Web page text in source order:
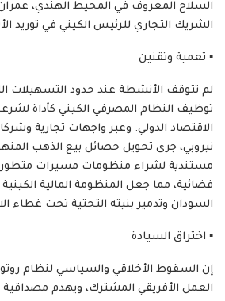
السلاح المعروف في المحيط الهندي،
الشريك التجاري للرئيس الكيني في توريد
​▪️ تعمية وتقنين
لم تتوقف الأنشطة عند حدود التسهيلات
توظيف النظام المصرفي الكيني كأداة
الاقتصاد الدولي. وعبر واجهات تجارية
نيروبي، جرى تحويل حصائل بيع الذهب
مستندية لشراء منظومات مسيرات متطورة
فضائية، مما جعل المنظومة المالية
السودان وتدمير بنيته التحتية تحت غطاء
​▪️ اختراق السيادة
إن السقوط الأخلاقي والسياسي لنظام
العمل الأفريقي المشترك، ويهدم مصداقية